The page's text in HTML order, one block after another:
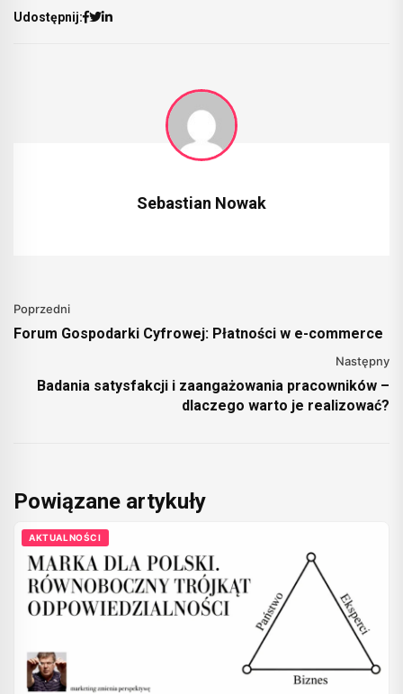
Udostępnij:
Sebastian Nowak
Poprzedni
Forum Gospodarki Cyfrowej: Płatności w e-commerce
Następny
Badania satysfakcji i zaangażowania pracowników –
dlaczego warto je realizować?
Powiązane artykuły
AKTUALNOŚCI